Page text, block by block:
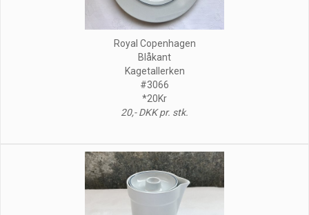
Royal Copenhagen
Blåkant
Kagetallerken
#3066
*20Kr
20,- DKK pr. stk.